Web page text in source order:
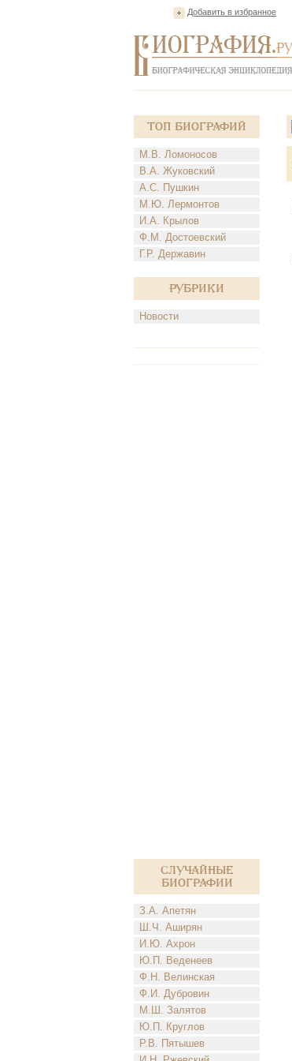
Добавить в избранное
Топ Биографий
М.В. Ломоносов
В.А. Жуковский
А.С. Пушкин
М.Ю. Лермонтов
И.А. Крылов
Ф.М. Достоевский
Г.Р. Державин
Рубрики
Новости
Случайные
биографии
З.А. Апетян
Ш.Ч. Аширян
И.Ю. Ахрон
Ю.П. Веденеев
Ф.Н. Велинская
Ф.И. Дубровин
М.Ш. Залятов
Ю.П. Круглов
Р.В. Пятышев